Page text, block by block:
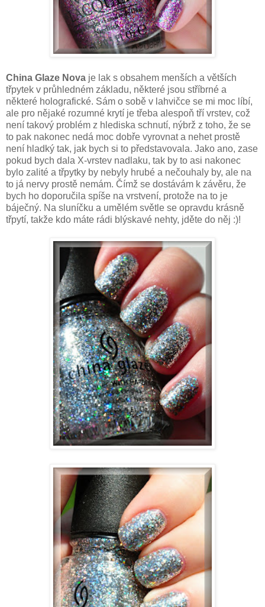
China Glaze Nova je lak s obsahem menších a větších
třpytek v průhledném základu, některé jsou stříbrné a
některé holografické. Sám o sobě v lahvičce se mi moc líbí,
ale pro nějaké rozumné krytí je třeba alespoň tří vrstev, což
není takový problém z hlediska schnutí, nýbrž z toho, že se
to pak nakonec nedá moc dobře vyrovnat a nehet prostě
není hladký tak, jak bych si to představovala. Jako ano, zase
pokud bych dala X-vrstev nadlaku, tak by to asi nakonec
bylo zalité a třpytky by nebyly hrubé a nečouhaly by, ale na
to já nervy prostě nemám. Čímž se dostávám k závěru, že
bych ho doporučila spíše na vrstvení, protože na to je
báječný. Na sluníčku a umělém světle se opravdu krásně
třpytí, takže kdo máte rádi blýskavé nehty, jděte do něj :)!